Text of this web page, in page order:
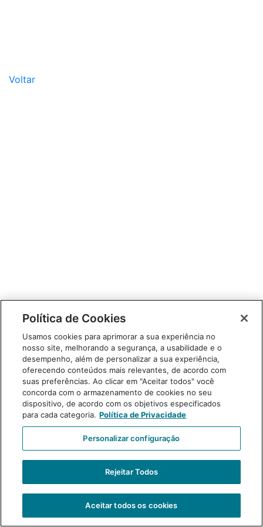
Voltar
Política de Cookies
Usamos cookies para aprimorar a sua experiência no
nosso site, melhorando a segurança, a usabilidade e o
desempenho, além de personalizar a sua experiência,
oferecendo conteúdos mais relevantes, de acordo com
suas preferências. Ao clicar em "Aceitar todos" você
concorda com o armazenamento de cookies no seu
dispositivo, de acordo com os objetivos especificados
para cada categoria. Política de Privacidade
Personalizar configuração
Rejeitar Todos
Aceitar todos os cookies